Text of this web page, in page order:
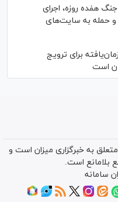
هفده روزه، اجرای
و حمله به سایت‌های
برای ترویج
است
به خبرگزاری میزان است و
بلامانع است.
سامانه